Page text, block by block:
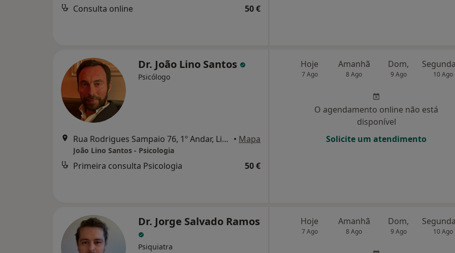
Consulta online 50 €
Dr. João Lino Santos
Psicólogo
Rua Rodrigues Sampaio 76, 1º Andar, Lisboa • Mapa
João Lino Santos - Psicologia
Primeira consulta Psicologia 50 €
Hoje
7 Ago
Amanhã
8 Ago
Dom,
9 Ago 10 Ago
O agendamento online não está
disponível
Solicite um atendimento
Dr. Jorge Salvado Ramos
Psiquiatra
Hoje
7 Ago
Amanhã
8 Ago
Dom,
9 Ago 10 Ago